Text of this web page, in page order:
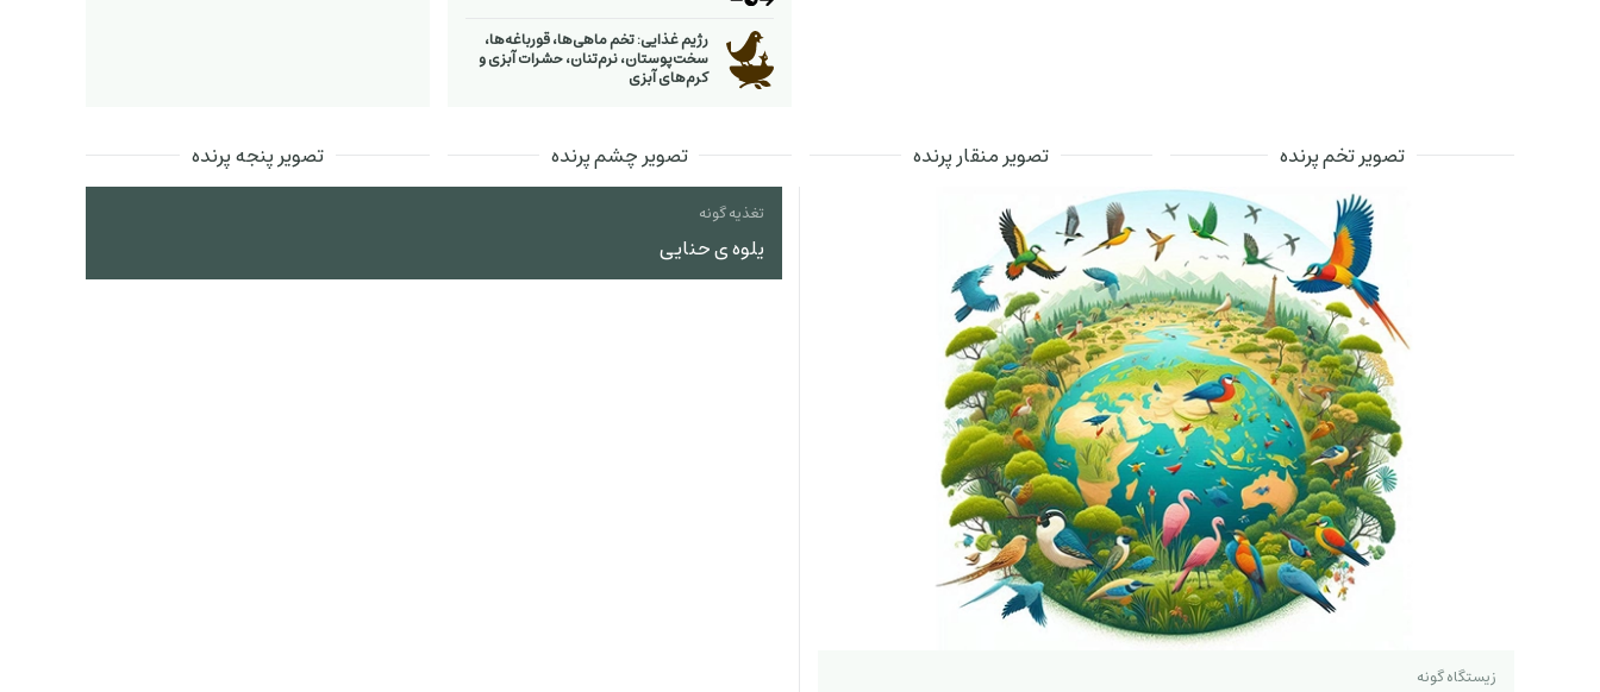
رژیم غذایی: تخم ماهی‌ها، قورباغه‌ها،
سخت‌پوستان، نرم‌تنان، حشرات آبزی و
كرم‌های آبزی
تصویر تخم پرنده تصویر منقار پرنده تصویر چشم پرنده تصویر پنجه پرنده
زیستگاه گونه
تغذیه گونه
یلوه ی حنایی